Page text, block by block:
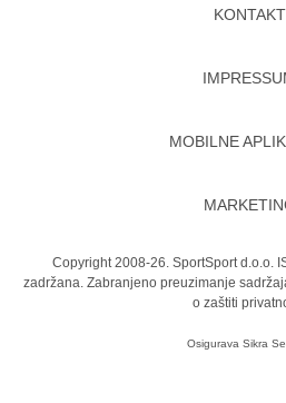
KONTAKT
MOBILNE
Copyright 2008-26. SportSport d.o.o.
zadržana. Zabranjeno preuzimanje
o zaštiti
Osigurava Sikra